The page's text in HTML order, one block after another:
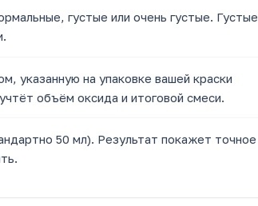
густые или очень густые. Густые
указанную на упаковке вашей краски
объём оксида и итоговой смеси.
50 мл). Результат покажет точное